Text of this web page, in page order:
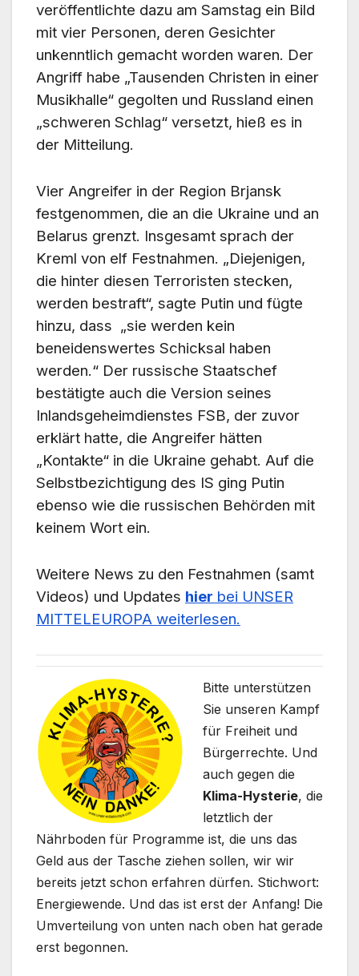
veröffentlichte dazu am Samstag ein Bild
mit vier Personen, deren Gesichter
unkenntlich gemacht worden waren. Der
Angriff habe „Tausenden Christen in einer
Musikhalle“ gegolten und Russland einen
„schweren Schlag“ versetzt, hieß es in
der Mitteilung.
Vier Angreifer in der Region Brjansk
festgenommen, die an die Ukraine und an
Belarus grenzt. Insgesamt sprach der
Kreml von elf Festnahmen. „Diejenigen,
die hinter diesen Terroristen stecken,
werden bestraft“, sagte Putin und fügte
hinzu, dass „sie werden kein
beneidenswertes Schicksal haben
werden.“ Der russische Staatschef
bestätigte auch die Version seines
Inlandsgeheimdienstes FSB, der zuvor
erklärt hatte, die Angreifer hätten
„Kontakte“ in die Ukraine gehabt. Auf die
Selbstbezichtigung des IS ging Putin
ebenso wie die russischen Behörden mit
keinem Wort ein.
Weitere News zu den Festnahmen (samt
Videos) und Updates hier bei UNSER
MITTELEUROPA weiterlesen.
Bitte unterstützen
Sie unseren Kampf
für Freiheit und
Bürgerrechte. Und
auch gegen die
Klima-Hysterie, die
letztlich der
Nährboden für Programme ist, die uns das
Geld aus der Tasche ziehen sollen, wir wir
bereits jetzt schon erfahren dürfen. Stichwort:
Energiewende. Und das ist erst der Anfang! Die
Umverteilung von unten nach oben hat gerade
erst begonnen.